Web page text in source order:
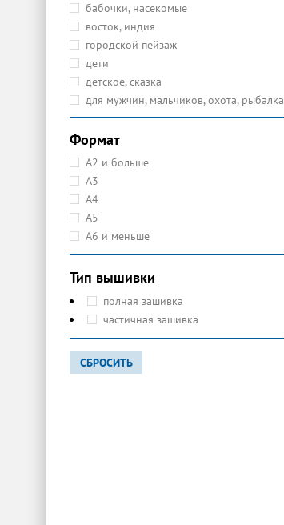
бабочки, насекомые
восток, индия
городской пейзаж
дети
детское, сказка
для мужчин, мальчиков, охота, рыбалка
дом, мельница
животный мир
зима
иконы
именные иконы
котики, кошки, котята
лошади, единороги
маки
метрика
море, морская тема
натюрморт
новый год и рождество
обереги, талисманы
Формат
А2 и больше
А3
А4
А5
А6 и меньше
Тип вышивки
полная зашивка
частичная зашивка
СБРОСИТЬ